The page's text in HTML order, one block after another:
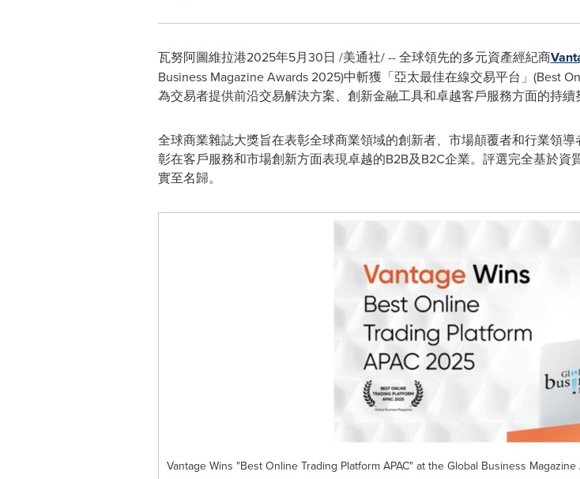
瓦努阿圖維拉港2025年5月30日 /美通社/ -- 全球領先的多元資產經紀商
Business Magazine Awards 2025)中斬獲「亞太最佳在線交易平台」(Best
為交易者提供前沿交易解決方案、創新金融工具和卓越客戶服務方面的持續
全球商業雜誌大獎旨在表彰全球商業領域的創新者、市場顛覆者和行業領
彰在客戶服務和市場創新方面表現卓越的B2B及B2C企業。評選完全基於
實至名歸。
Vantage Wins "Best Online Trading Platform APAC" at the Global Business